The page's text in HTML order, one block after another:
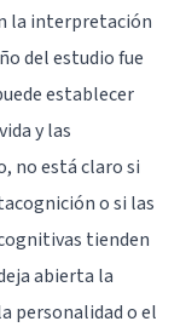
la interpretación
del estudio fue
establecer
y las
no está claro si
o si las
tienden
abierta la
personalidad o el